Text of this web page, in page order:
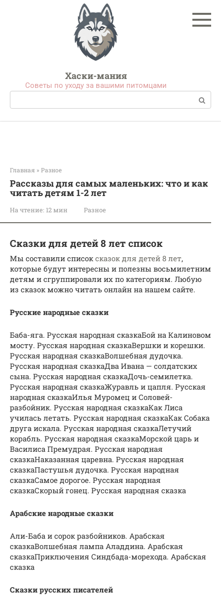
Хаски-мания
Советы по уходу за вашими питомцами
Поиск:
Главная » Разное
Рассказы для самых маленьких: что и как
читать детям 1-2 лет
На чтение: 12 мин Разное
Сказки для детей 8 лет список
Мы составили список сказок для детей 8 лет,
которые будут интересны и полезны восьмилетним
детям и сгруппировали их по категориям. Любую
из сказок можно читать онлайн на нашем сайте.
Русские народные сказки
Баба-яга. Русская народная сказкаБой на Калиновом
мосту. Русская народная сказкаВершки и корешки.
Русская народная сказкаВолшебная дудочка.
Русская народная сказкаДва Ивана — солдатских
сына. Русская народная сказкаДочь-семилетка.
Русская народная сказкаЖуравль и цапля. Русская
народная сказкаИлья Муромец и Соловей-
разбойник. Русская народная сказкаКак Лиса
училась летать. Русская народная сказкаКак Собака
друга искала. Русская народная сказкаЛетучий
корабль. Русская народная сказкаМорской царь и
Василиса Премудрая. Русская народная
сказкаНаказанная царевна. Русская народная
сказкаПастушья дудочка. Русская народная
сказкаСамое дорогое. Русская народная
сказкаСкорый гонец. Русская народная сказка
Арабские народные сказки
Али-Баба и сорок разбойников. Арабская
сказкаВолшебная лампа Аладдина. Арабская
сказкаПриключения Синдбада-морехода. Арабская
сказка
Сказки русских писателей